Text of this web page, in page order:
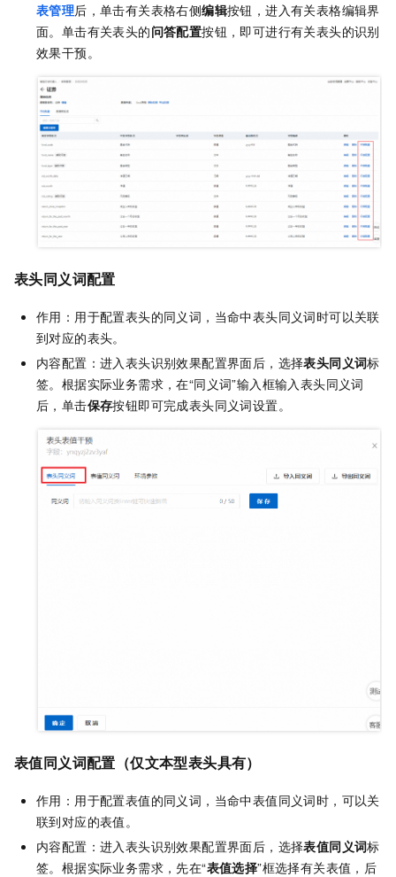
表管理后，单击有关表格右侧编辑按钮，进入有关表格编辑界
面。单击有关表头的问答配置按钮，即可进行有关表头的识别
效果干预。
表头同义词配置
作用：用于配置表头的同义词，当命中表头同义词时可以关联
到对应的表头。
内容配置：进入表头识别效果配置界面后，选择表头同义词标
签。根据实际业务需求，在“同义词”输入框输入表头同义词
后，单击保存按钮即可完成表头同义词设置。
表值同义词配置（仅文本型表头具有）
作用：用于配置表值的同义词，当命中表值同义词时，可以关
联到对应的表值。
内容配置：进入表头识别效果配置界面后，选择表值同义词标
签。根据实际业务需求，先在“表值选择”框选择有关表值，后